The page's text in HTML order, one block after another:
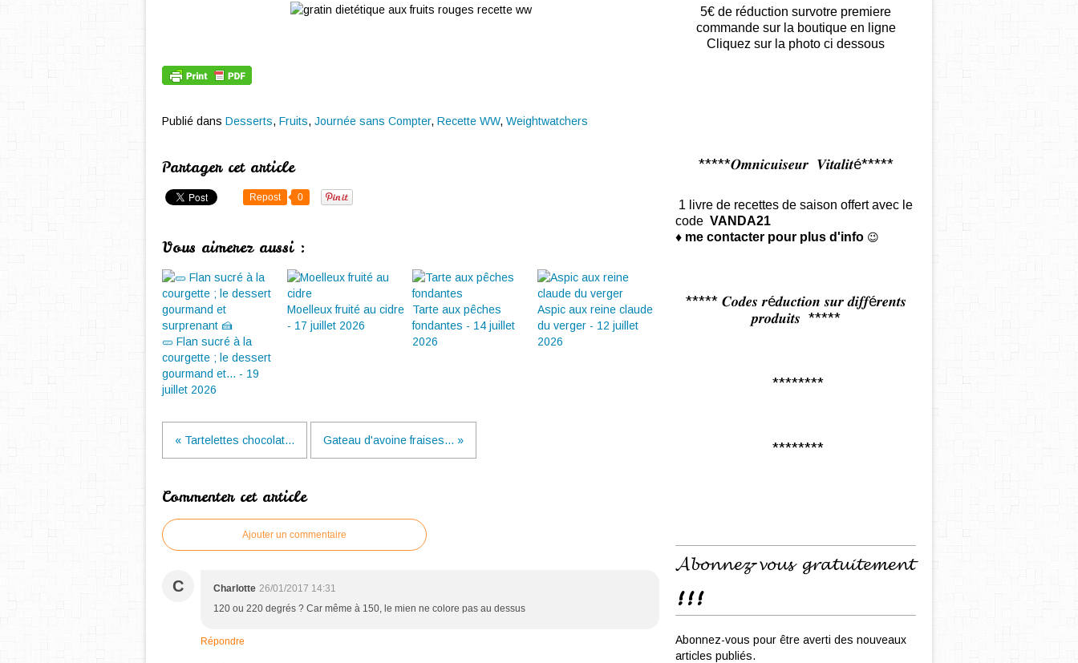
Publié dans Desserts, Fruits, Journée sans Compter, Recette WW, Weightwatchers
Partager cet article
Repost 0
Vous aimerez aussi :
🥒 Flan sucré à la
courgette ; le dessert
gourmand et... - 19
juillet 2026
Moelleux fruité au cidre
- 17 juillet 2026
Tarte aux pêches
fondantes - 14 juillet
2026
Aspic aux reine claude
du verger - 12 juillet
2026
« Tartelettes chocolat... Gateau d'avoine fraises... »
Commenter cet article
Ajouter un commentaire
C Charlotte 26/01/2017 14:31
120 ou 220 degrés ? Car même à 150, le mien ne colore pas au dessus
Répondre
5€ de réduction survotre premiere
commande sur la boutique en ligne
Cliquez sur la photo ci dessous
*****𝑶𝒎𝒏𝒊𝒄𝒖𝒊𝒔𝒆𝒖𝒓 𝑽𝒊𝒕𝒂𝒍𝒊𝒕é*****
1 livre de recettes de saison offertavec le
code VANDA21
♦ me contacter pour plus d'info 😉
***** 𝑪𝒐𝒅𝒆𝒔 𝒓é𝒅𝒖𝒄𝒕𝒊𝒐𝒏 𝒔𝒖𝒓 𝒅𝒊𝒇𝒇é𝒓𝒆𝒏𝒕𝒔
𝒑𝒓𝒐𝒅𝒖𝒊𝒕𝒔 *****
********
********
𝓐𝓫𝓸𝓷𝓷𝓮𝔃-𝓿𝓸𝓾𝓼 𝓰𝓻𝓪𝓽𝓾𝓲𝓽𝓮𝓶𝓮𝓷𝓽
!!!
Abonnez-vous pour être averti des nouveaux
articles publiés.